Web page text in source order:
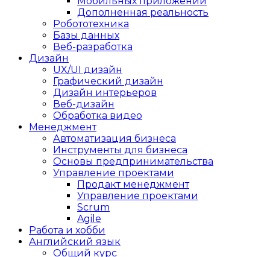
Дополненная реальность
Робототехника
Базы данных
Веб-разработка
Дизайн
UX/UI дизайн
Графический дизайн
Дизайн интерьеров
Веб-дизайн
Обработка видео
Менеджмент
Автоматизация бизнеса
Инструменты для бизнеса
Основы предпринимательства
Управление проектами
Продакт менеджмент
Управление проектами
Scrum
Agile
Работа и хобби
Английский язык
Общий курс